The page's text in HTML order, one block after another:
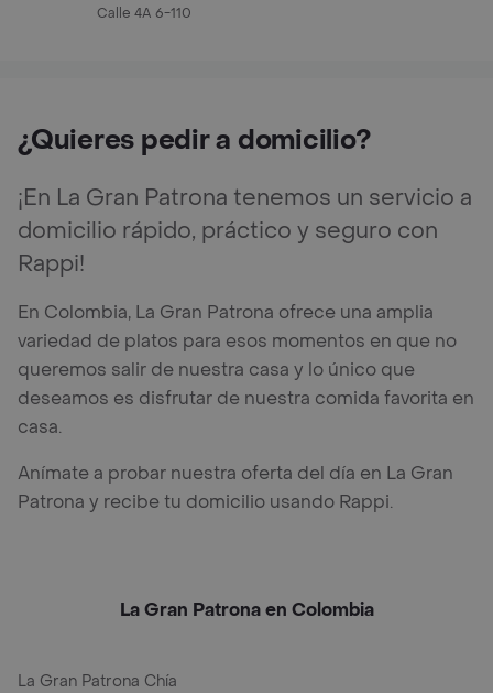
Calle 4A 6-110
¿Quieres pedir a domicilio?
¡En La Gran Patrona tenemos un servicio a
domicilio rápido, práctico y seguro con
Rappi!
En Colombia, La Gran Patrona ofrece una amplia
variedad de platos para esos momentos en que no
queremos salir de nuestra casa y lo único que
deseamos es disfrutar de nuestra comida favorita en
casa.
Anímate a probar nuestra oferta del día en La Gran
Patrona y recibe tu domicilio usando Rappi.
La Gran Patrona en Colombia
La Gran Patrona Chía